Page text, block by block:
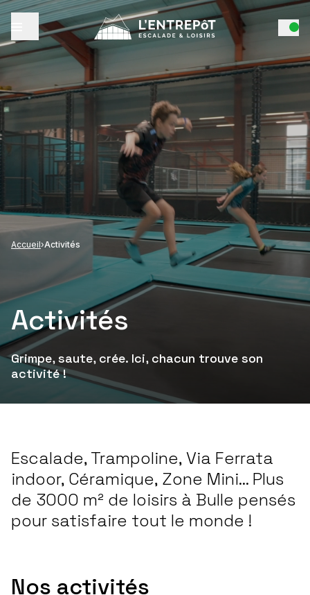
Accueil›Activités
Activités
Grimpe, saute, crée. Ici, chacun trouve son
activité !
Escalade, Trampoline, Via Ferrata
indoor, Céramique, Zone Mini… Plus
de 3000 m² de loisirs à Bulle pensés
pour satisfaire tout le monde !
Nos activités